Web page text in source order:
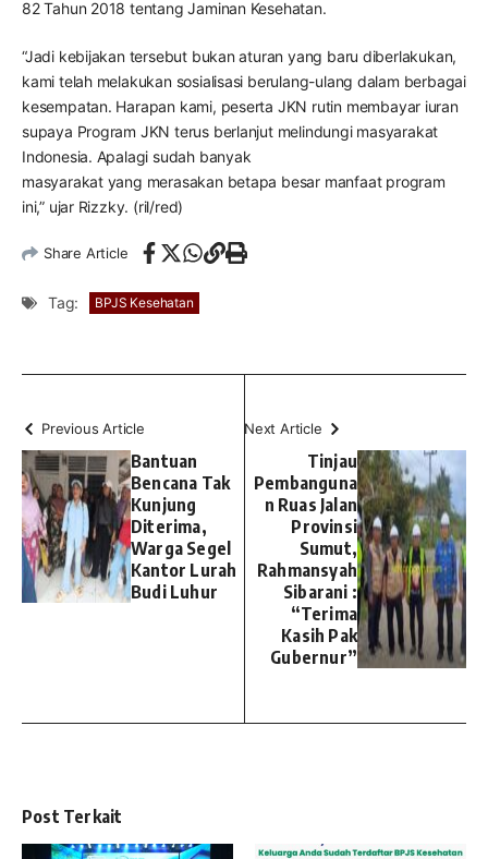
82 Tahun 2018 tentang Jaminan Kesehatan.
“Jadi kebijakan tersebut bukan aturan yang baru diberlakukan,
kami telah melakukan sosialisasi berulang-ulang dalam berbagai
kesempatan. Harapan kami, peserta JKN rutin membayar iuran
supaya Program JKN terus berlanjut melindungi masyarakat
Indonesia. Apalagi sudah banyak
masyarakat yang merasakan betapa besar manfaat program
ini,” ujar Rizzky. (ril/red)
Share Article
Tag: BPJS Kesehatan
Previous Article
Bantuan
Bencana Tak
Kunjung
Diterima,
Warga Segel
Kantor Lurah
Budi Luhur
Next Article
Tinjau
Pembanguna
n Ruas Jalan
Provinsi
Sumut,
Rahmansyah
Sibarani :
“Terima
Kasih Pak
Gubernur”
Post Terkait